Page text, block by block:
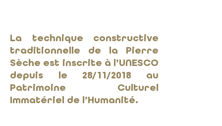
La technique constructive
traditionnelle de la Pierre
Sèche est inscrite à l’UNESCO
depuis le 28/11/2018 au
Patrimoine Culturel
Immatériel de l’Humanité.